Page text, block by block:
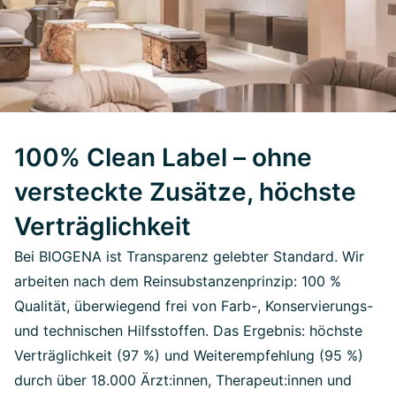
100% Clean Label – ohne
versteckte Zusätze, höchste
Verträglichkeit
Bei BIOGENA ist Transparenz gelebter Standard. Wir
arbeiten nach dem Reinsubstanzenprinzip: 100 %
Qualität, überwiegend frei von Farb-, Konservierungs-
und technischen Hilfsstoffen. Das Ergebnis: höchste
Verträglichkeit (97 %) und Weiterempfehlung (95 %)
durch über 18.000 Ärzt:innen, Therapeut:innen und